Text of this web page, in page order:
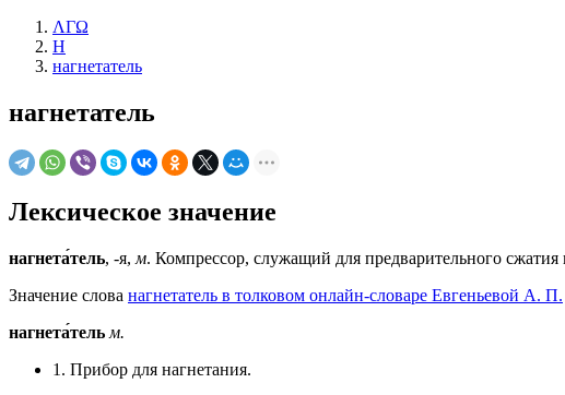
ΛΓΩ
Н
нагнетатель
нагнетатель
Лексическое значение
нагнета́тель, -я, м. Компрессор, служащий для предварительного
Значение слова нагнетатель в толковом онлайн-словаре Евгеньевой А. П.
нагнета́тель м.
1. Прибор для нагнетания.